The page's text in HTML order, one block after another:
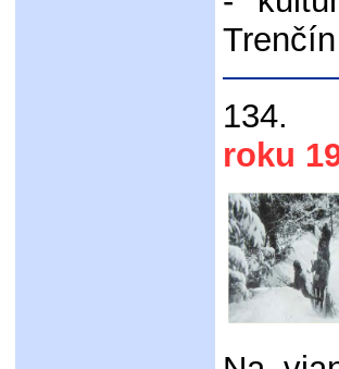
134.
roku